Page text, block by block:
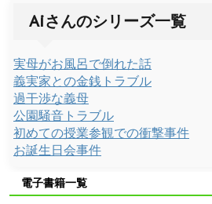
Aiさんのシリーズ一覧
実母がお風呂で倒れた話
義実家との金銭トラブル
過干渉な義母
公園騒音トラブル
初めての授業参観での衝撃事件
お誕生日会事件
電子書籍一覧